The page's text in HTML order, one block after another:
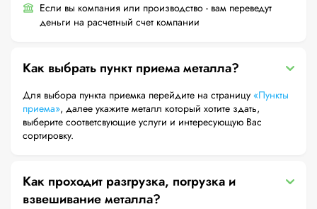
Если вы компания или производство - вам переведут
деньги на расчетный счет компании
Как выбрать пункт приема металла?
Для выбора пункта приемка перейдите на страницу «Пункты
приема», далее укажите металл который хотите здать,
выберите соответсвующие услуги и интересующую Вас
сортировку.
Как проходит разгрузка, погрузка и
взвешивание металла?